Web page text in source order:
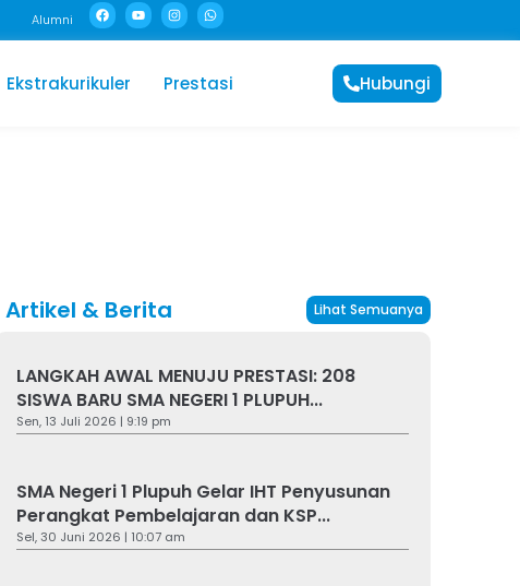
Alumni
Ekstrakurikuler Prestasi Hubungi
Artikel & Berita Lihat Semuanya
LANGKAH AWAL MENUJU PRESTASI: 208
SISWA BARU SMA NEGERI 1 PLUPUH...
Sen, 13 Juli 2026 | 9:19 pm
SMA Negeri 1 Plupuh Gelar IHT Penyusunan
Perangkat Pembelajaran dan KSP...
Sel, 30 Juni 2026 | 10:07 am